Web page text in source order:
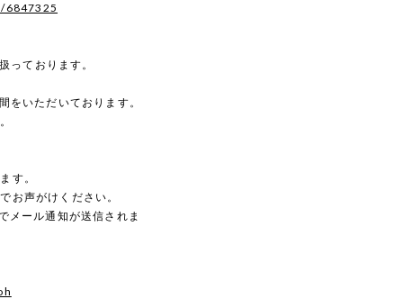
6847325
ております。
をいただいております。
す。
お声がけください。
メール通知が送信されま